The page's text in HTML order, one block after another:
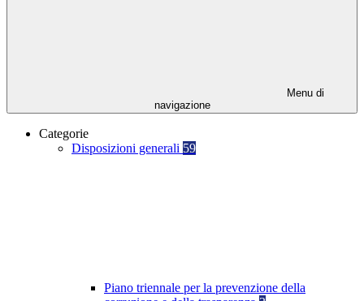
Menu di
navigazione
Categorie
Disposizioni generali 59
Piano triennale per la prevenzione della